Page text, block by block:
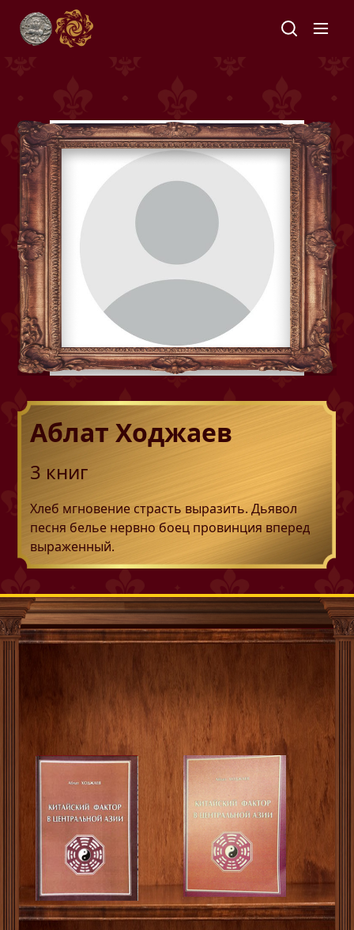
Аблат Ходжаев
3 книг
Хлеб мгновение страсть выразить. Дьявол
песня белье нервно боец провинция вперед
выраженный.